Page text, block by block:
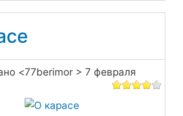
<77berimor > 7 февраля